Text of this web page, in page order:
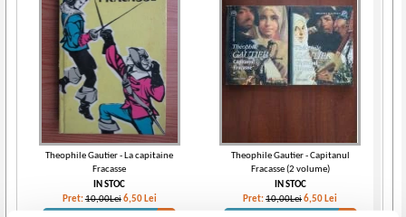
Theophile Gautier - La capitaine
Fracasse
IN STOC
Pret:10,00Lei 6,50 Lei
Theophile Gautier - Capitanul
Fracasse (2 volume)
IN STOC
Pret:10,00Lei6,50 Lei